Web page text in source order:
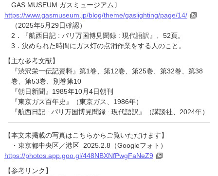
GAS MUSEUM ガスミュージアム〕
https://www.gasmuseum.jp/blog/theme/gaslighting/page/14/
（2025年5月29日確認）
2．『航西日記 : パリ万国博見聞録 : 現代語訳』、52頁。
3．決められた時間にガス灯の点消作業をする人のこと。
【主な参考文献】
『渋沢栄一伝記資料』第1巻、第12巻、第25巻、第32巻、第38
巻、第53巻、別巻第10
『朝日新聞』1985年10月4日朝刊
『東京ガス百年史』（東京ガス、1986年）
『航西日記 : パリ万国博見聞録 : 現代語訳』（講談社、2024年）
【本文未掲載の写真はこちらからご覧いただけます】
・東京都中央区／港区_2025.2.8（Googleフォト）
https://photos.app.goo.gl/448NBXNfPwgFaNeZ9
【参考リンク】